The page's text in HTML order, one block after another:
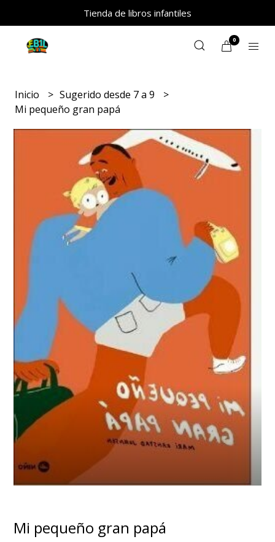
Tienda de libros infantiles
0
Inicio
Sugerido desde 7 a 9
Mi pequeño gran papá
Mi pequeño gran papá